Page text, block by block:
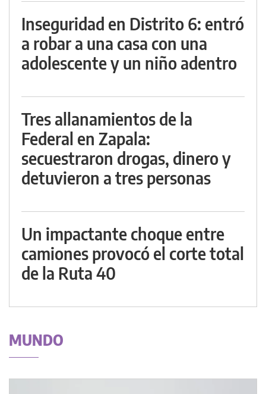
Inseguridad en Distrito 6: entró
a robar a una casa con una
adolescente y un niño adentro
Tres allanamientos de la
Federal en Zapala:
secuestraron drogas, dinero y
detuvieron a tres personas
Un impactante choque entre
camiones provocó el corte total
de la Ruta 40
MUNDO